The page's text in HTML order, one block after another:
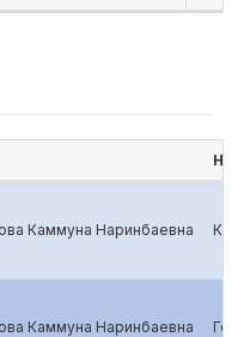
Каммуна Наринбаевна
Каммуна Наринбаевна